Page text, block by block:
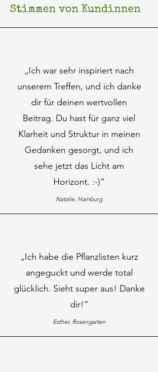
Stimmen von Kundinnen
„Ich war sehr inspiriert nach
unserem Treffen, und ich danke
dir für deinen wertvollen
Beitrag. Du hast für ganz viel
Klarheit und Struktur in meinen
Gedanken gesorgt, und ich
sehe jetzt das Licht am
Horizont. :-)“
Natalie, Hamburg
„Ich habe die Pflanzlisten kurz
angeguckt und werde total
glücklich. Sieht super aus! Danke
dir!“
Esther, Rosengarten